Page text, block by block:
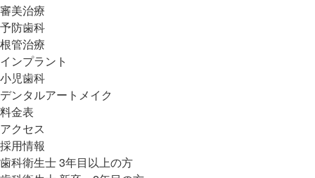
審美治療
予防歯科
根管治療
インプラント
小児歯科
デンタルアートメイク
料金表
アクセス
採用情報
歯科衛生士 3年目以上の方